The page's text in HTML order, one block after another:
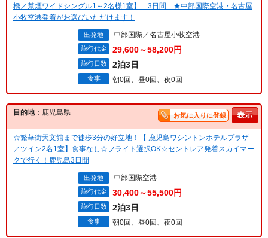
橋／禁煙ワイドシングル1～2名様1室】 3日間 ★中部国際空港・名古屋
小牧空港発着がお選びいただけます！
出発地 中部国際／名古屋小牧空港
旅行代金 29,600～58,200円
旅行日数 2泊3日
食事 朝0回、昼0回、夜0回
目的地：鹿児島県 お気に入りに登録
☆繁華街天文館まで徒歩3分の好立地！【 鹿児島ワシントンホテルプラザ
／ツイン2名1室】食事なし☆フライト選択OK☆セントレア発着スカイマー
クで行く！鹿児島3日間
出発地 中部国際空港
旅行代金 30,400～55,500円
旅行日数 2泊3日
食事 朝0回、昼0回、夜0回